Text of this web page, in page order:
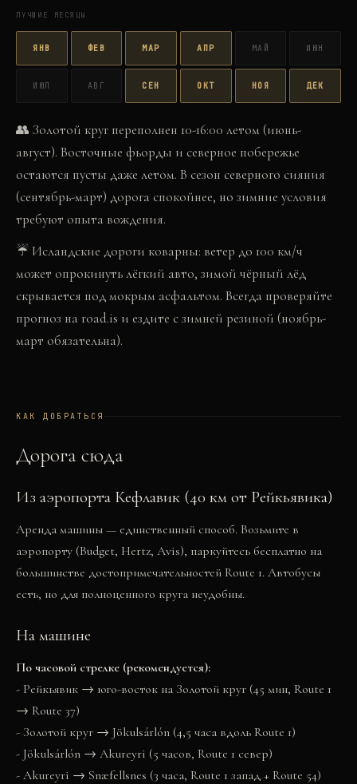
ЛУЧШИЕ МЕСЯЦЫ
ЯНВ ФЕВ МАР АПР МАЙ ИЮН
ИЮЛ АВГ СЕН ОКТ НОЯ ДЕК
👥 Золотой круг переполнен 10-16:00 летом (июнь-
август). Восточные фьорды и северное побережье
остаются пусты даже летом. В сезон северного сияния
(сентябрь-март) дорога спокойнее, но зимние условия
требуют опыта вождения.
☔ Исландские дороги коварны: ветер до 100 км/ч
может опрокинуть лёгкий авто, зимой чёрный лёд
скрывается под мокрым асфальтом. Всегда проверяйте
прогноз на road.is и ездите с зимней резиной (ноябрь-
март обязательна).
КАК ДОБРАТЬСЯ
Дорога сюда
Из аэропорта Кефлавик (40 км от Рейкьявика)
Аренда машины — единственный способ. Возьмите в
аэропорту (Budget, Hertz, Avis), паркуйтесь бесплатно на
большинстве достопримечательностей Route 1. Автобусы
есть, но для полноценного круга неудобны.
На машине
По часовой стрелке (рекомендуется):
- Рейкьявик → юго-восток на Золотой круг (45 мин, Route 1
→ Route 37)
- Золотой круг → Jökulsárlón (4,5 часа вдоль Route 1)
- Jökulsárlón → Akureyri (5 часов, Route 1 север)
- Akureyri → Snæfellsnes (3 часа, Route 1 запад + Route 54)